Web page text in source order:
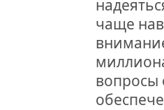
чаще
вопросы